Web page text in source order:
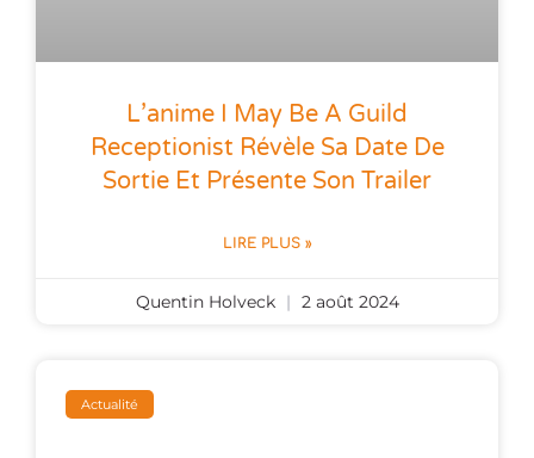
L’anime I May Be A Guild
Receptionist Révèle Sa Date De
Sortie Et Présente Son Trailer
LIRE PLUS »
Quentin Holveck 2 août 2024
Actualité